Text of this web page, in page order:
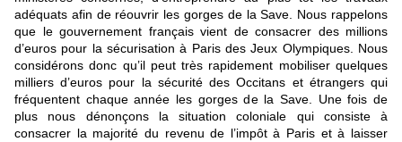
adéquats afin de réouvrir les gorges de la Save. Nous rappelons
que le gouvernement français vient de consacrer des millions
d’euros pour la sécurisation à Paris des Jeux Olympiques. Nous
considérons donc qu’il peut très rapidement mobiliser quelques
milliers d’euros pour la sécurité des Occitans et étrangers qui
fréquentent chaque année les gorges de la Save. Une fois de
plus nous dénonçons la situation coloniale qui consiste à
consacrer la majorité du revenu de l’impôt à Paris et à laisser